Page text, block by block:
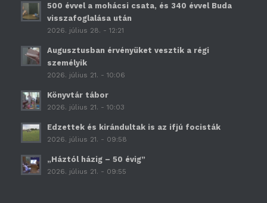
500 évvel a mohácsi csata, és 340 évvel Buda
visszafoglalása után
2026. július 28. - 12:21
Augusztusban érvényüket vesztik a régi
személyik
2026. július 21. - 10:06
Könyvtár tábor
2026. július 21. - 10:03
Edzettek és kirándultak is az ifjú focisták
2026. július 21. - 09:58
„Háztól házig – 50 évig”
2026. július 21. - 09:55